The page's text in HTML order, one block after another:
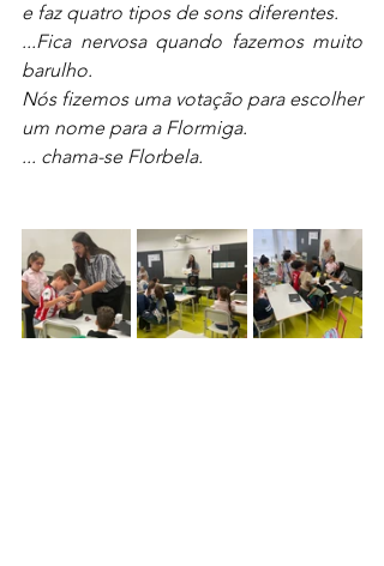
e faz quatro tipos de sons diferentes.
...Fica nervosa quando fazemos muito
barulho.
Nós fizemos uma votação para escolher
um nome para a Flormiga.
... chama-se Florbela.